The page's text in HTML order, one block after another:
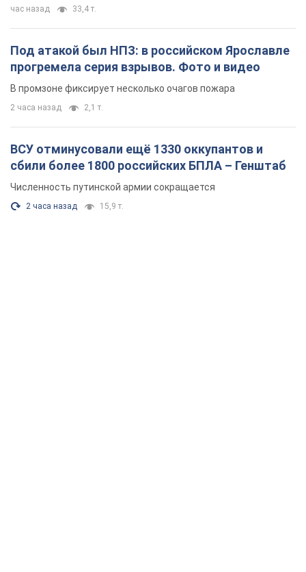
час назад 33,4 т.
Под атакой был НПЗ: в российском Ярославле
прогремела серия взрывов. Фото и видео
В промзоне фиксирует несколько очагов пожара
2 часа назад 2,1 т.
ВСУ отминусовали ещё 1330 оккупантов и
сбили более 1800 российских БПЛА – Генштаб
Численность путинской армии сокращается
2 часа назад 15,9 т.